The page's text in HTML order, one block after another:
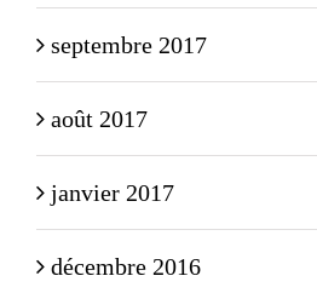
septembre 2017
août 2017
janvier 2017
décembre 2016